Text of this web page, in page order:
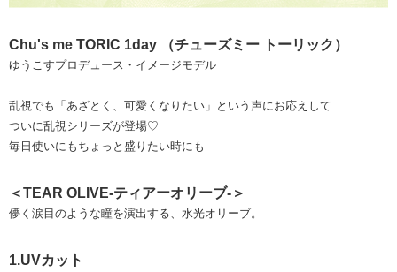
Chu's me TORIC 1day （チューズミー トーリック）
ゆうこすプロデュース・イメージモデル
乱視でも「あざとく、可愛くなりたい」という声にお応えして
ついに乱視シリーズが登場♡
毎日使いにもちょっと盛りたい時にも
＜TEAR OLIVE-ティアーオリーブ-＞
儚く涙目のような瞳を演出する、水光オリーブ。
1.UVカット